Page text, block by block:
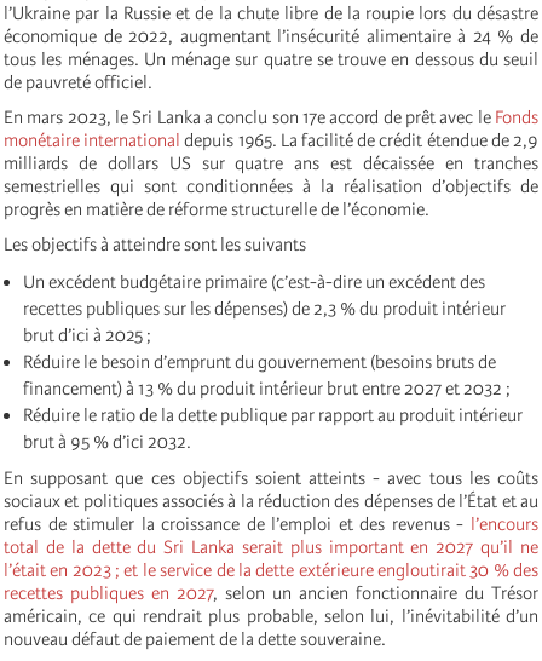
l’Ukraine par la Russie et de la chute libre de la roupie lors du désastre
économique de 2022, augmentant l’insécurité alimentaire à 24 % de
tous les ménages. Un ménage sur quatre se trouve en dessous du seuil
de pauvreté officiel.
En mars 2023, le Sri Lanka a conclu son 17e accord de prêt avec le Fonds
monétaire international depuis 1965. La facilité de crédit étendue de 2,9
milliards de dollars US sur quatre ans est décaissée en tranches
semestrielles qui sont conditionnées à la réalisation d’objectifs de
progrès en matière de réforme structurelle de l’économie.
Les objectifs à atteindre sont les suivants
Un excédent budgétaire primaire (c’est-à-dire un excédent des
recettes publiques sur les dépenses) de 2,3 % du produit intérieur
brut d’ici à 2025 ;
Réduire le besoin d’emprunt du gouvernement (besoins bruts de
financement) à 13 % du produit intérieur brut entre 2027 et 2032 ;
Réduire le ratio de la dette publique par rapport au produit intérieur
brut à 95 % d’ici 2032.
En supposant que ces objectifs soient atteints - avec tous les coûts
sociaux et politiques associés à la réduction des dépenses de l’État et au
refus de stimuler la croissance de l’emploi et des revenus - l’encours
total de la dette du Sri Lanka serait plus important en 2027 qu’il ne
l’était en 2023 ; et le service de la dette extérieure engloutirait 30 % des
recettes publiques en 2027, selon un ancien fonctionnaire du Trésor
américain, ce qui rendrait plus probable, selon lui, l’inévitabilité d’un
nouveau défaut de paiement de la dette souveraine.